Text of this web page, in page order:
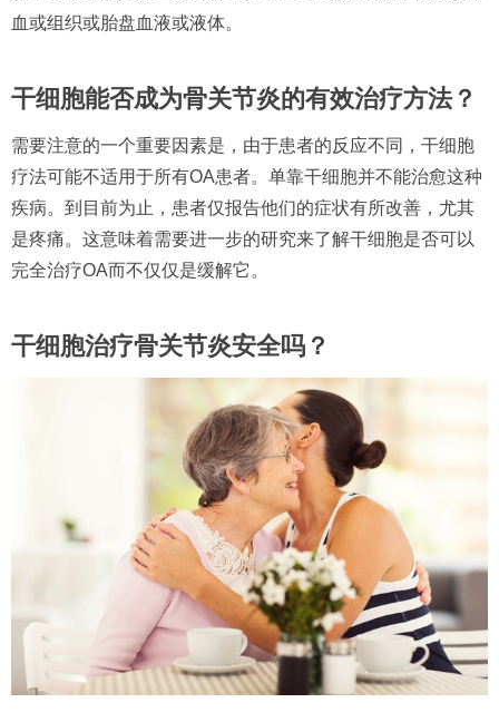
血或组织或胎盘血液或液体。
干细胞能否成为骨关节炎的有效治疗方法？
需要注意的一个重要因素是，由于患者的反应不同，干细胞
疗法可能不适用于所有OA患者。单靠干细胞并不能治愈这种
疾病。到目前为止，患者仅报告他们的症状有所改善，尤其
是疼痛。这意味着需要进一步的研究来了解干细胞是否可以
完全治疗OA而不仅仅是缓解它。
干细胞治疗骨关节炎安全吗？